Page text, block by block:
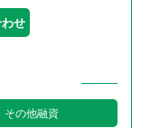
せ
その他融資